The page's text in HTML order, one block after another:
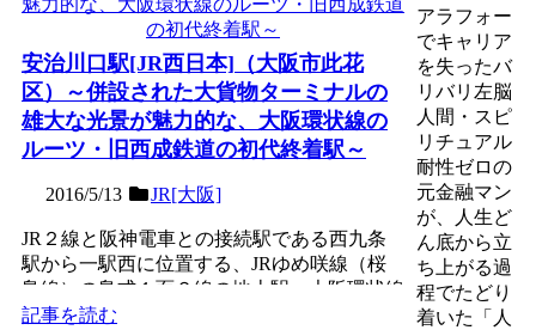
安治川口駅[JR西日本]（大阪市此花
区）～併設された大貨物ターミナルの
雄大な光景が魅力的な、大阪環状線の
ルーツ・旧西成鉄道の初代終着駅～
2016/5/13 JR[大阪]
JR２線と阪神電車との接続駅である西九条
駅から一駅西に位置する、JRゆめ咲線（桜
島線）の島式１面２線の地上駅。大阪環状線
のルーツ一つである旧...
記事を読む
アラフォー
でキャリア
を失ったバ
リバリ左脳
人間・スピ
リチュアル
耐性ゼロの
元金融マン
が、人生ど
ん底から立
ち上がる過
程でたどり
着いた「人